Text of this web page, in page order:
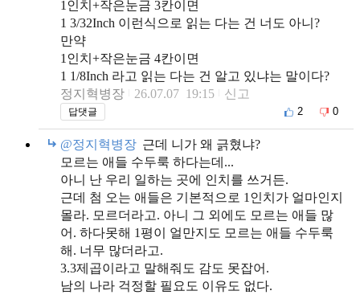
1인치+작은눈금 3칸이면
1 3/32Inch 이런식으로 읽는 다는 건 너도 아니?
만약
1인치+작은눈금 4칸이면
1 1/8Inch 라고 읽는 다는 건 알고 있냐는 말이다?
정지혁병장
26.07.07 19:15 신고
답댓글 2 0
@정지혁병장 근데 니가 왜 긁혔냐?
모르는 애들 수두룩 하다는데...
아니 난 우리 일하는 곳에 인치를 쓰거든.
근데 첨 오는 애들은 기본적으로 1인치가 얼마인지
몰라. 모르더라고. 아니 그 외에도 모르는 애들 많
어. 하다못해 1평이 얼만지도 모르는 애들 수두룩
해. 너무 많더라고.
3.3제곱이라고 말해줘도 감도 못잡어.
남의 나라 걱정할 필요도 이유도 없다.